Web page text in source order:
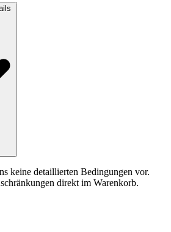
keine detaillierten Bedingungen vor.
direkt im Warenkorb.